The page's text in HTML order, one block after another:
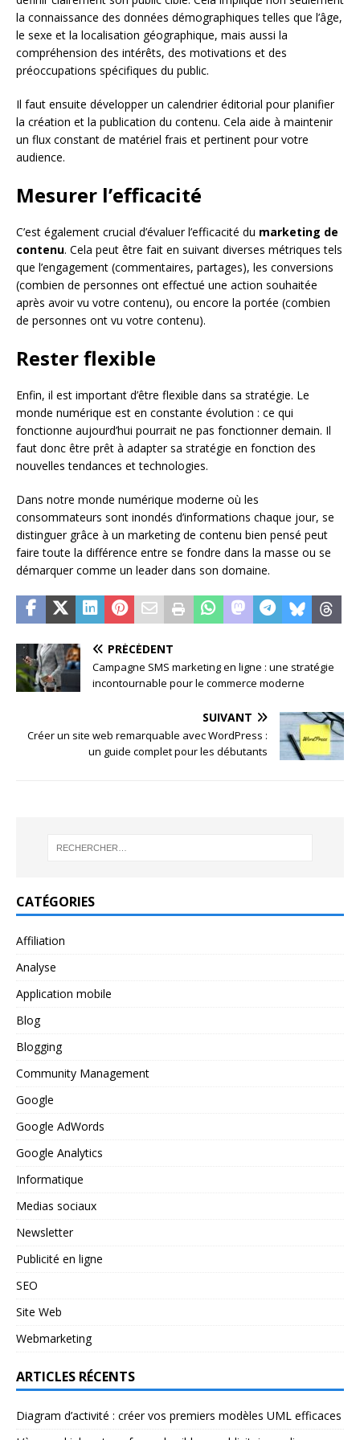
la connaissance des données démographiques telles que l’âge,
le sexe et la localisation géographique, mais aussi la
compréhension des intérêts, des motivations et des
préoccupations spécifiques du public.
Il faut ensuite développer un calendrier éditorial pour planifier
la création et la publication du contenu. Cela aide à maintenir
un flux constant de matériel frais et pertinent pour votre
audience.
Mesurer l’efficacité
C’est également crucial d’évaluer l’efficacité du marketing de
contenu. Cela peut être fait en suivant diverses métriques tels
que l’engagement (commentaires, partages), les conversions
(combien de personnes ont effectué une action souhaitée
après avoir vu votre contenu), ou encore la portée (combien
de personnes ont vu votre contenu).
Rester flexible
Enfin, il est important d’être flexible dans sa stratégie. Le
monde numérique est en constante évolution : ce qui
fonctionne aujourd’hui pourrait ne pas fonctionner demain. Il
faut donc être prêt à adapter sa stratégie en fonction des
nouvelles tendances et technologies.
Dans notre monde numérique moderne où les
consommateurs sont inondés d’informations chaque jour, se
distinguer grâce à un marketing de contenu bien pensé peut
faire toute la différence entre se fondre dans la masse ou se
démarquer comme un leader dans son domaine.
PRÉCÉDENT
Campagne SMS marketing en ligne : une stratégie
incontournable pour le commerce moderne
SUIVANT
Créer un site web remarquable avec WordPress :
un guide complet pour les débutants
CATÉGORIES
Affiliation
Analyse
Application mobile
Blog
Blogging
Community Management
Google
Google AdWords
Google Analytics
Informatique
Medias sociaux
Newsletter
Publicité en ligne
SEO
Site Web
Webmarketing
ARTICLES RÉCENTS
Diagram d’activité : créer vos premiers modèles UML efficaces